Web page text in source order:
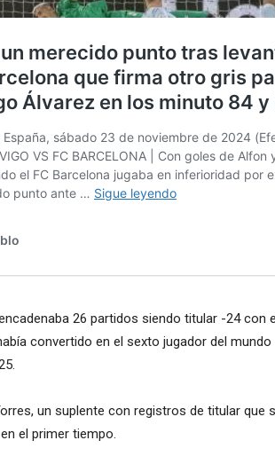
26 partidos siendo titular -24 con
convertido en el sexto jugador del
un suplente con registros de titular que
el primer tiempo.